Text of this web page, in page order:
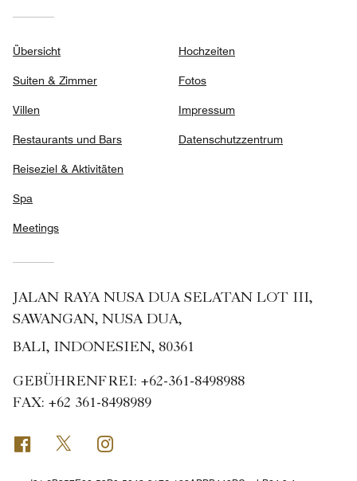
Übersicht
Suiten & Zimmer
Villen
Restaurants und Bars
Reiseziel & Aktivitäten
Spa
Meetings
Hochzeiten
Fotos
Impressum
Datenschutzzentrum
JALAN RAYA NUSA DUA SELATAN LOT III,
SAWANGAN, NUSA DUA,
BALI, INDONESIEN, 80361
GEBÜHRENFREI: +62-361-8498988
FAX: +62 361-8498989
FacebookTwitter